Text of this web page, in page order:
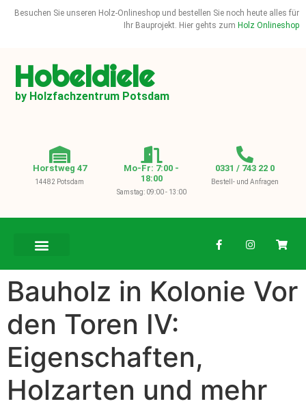
Besuchen Sie unseren Holz-Onlineshop und bestellen Sie noch heute alles für
Ihr Bauprojekt. Hier gehts zum Holz Onlineshop
Hobeldiele
by Holzfachzentrum Potsdam
Horstweg 47
14482 Potsdam
Mo-Fr: 7:00 -
18:00
Samstag: 09:00 - 13:00
0331 / 743 22 0
Bestell- und Anfragen
Bauholz in Kolonie Vor
den Toren IV:
Eigenschaften,
Holzarten und mehr